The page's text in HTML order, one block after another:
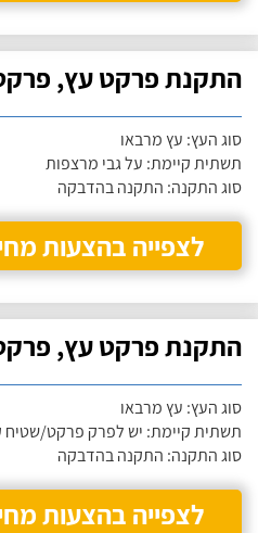
התקנת פרקט עץ,
סוג העץ: עץ מרבאו
תשתית קיימת: על גבי מרצפות
סוג התקנה: התקנה בהדבקה
לצפייה בהצעות
התקנת פרקט עץ,
סוג העץ: עץ מרבאו
תשתית קיימת: יש לפרק פרקט/שטיח
סוג התקנה: התקנה בהדבקה
לצפייה בהצעות